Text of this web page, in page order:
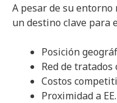
A pesar de su
un destino clave para
Posición
Red de tratados
Costos
Proximidad a